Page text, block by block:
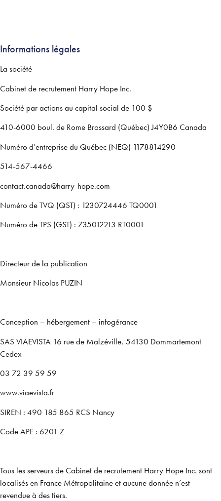
Informations légales
La société
Cabinet de recrutement Harry Hope Inc.
Société par actions au capital social de 100 $
410-6000 boul. de Rome Brossard (Québec) J4Y0B6 Canada
Numéro d’entreprise du Québec (NEQ) 1178814290
514-567-4466
contact.canada@harry-hope.com
Numéro de TVQ (QST) : 1230724446 TQ0001
Numéro de TPS (GST) : 735012213 RT0001
Directeur de la publication
Monsieur Nicolas PUZIN
Conception – hébergement – infogérance
SAS VIAEVISTA 16 rue de Malzéville, 54130 Dommartemont
Cedex
03 72 39 59 59
www.viaevista.fr
SIREN : 490 185 865 RCS Nancy
Code APE : 6201 Z
Tous les serveurs de Cabinet de recrutement Harry Hope Inc. sont
localisés en France Métropolitaine et aucune donnée n’est
revendue à des tiers.